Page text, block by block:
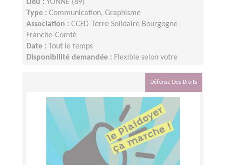
Lieu : YONNE (89)
Type : Communication, Graphisme
Association : CCFD-Terre Solidaire Bourgogne-
Franche-Comté
Date :
Tout le temps
Disponibilité demandée : Flexible selon votre
événements programmés d’une année sur l’autre.
Défense Des Droits